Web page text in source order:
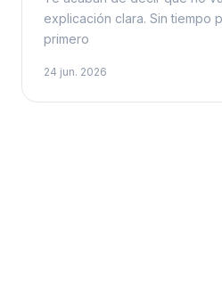
explicación clara. Sin tiempo
primero
24 jun. 2026